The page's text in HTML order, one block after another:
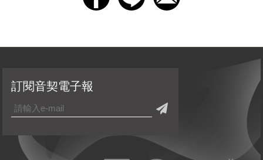
訂閱音契電子報